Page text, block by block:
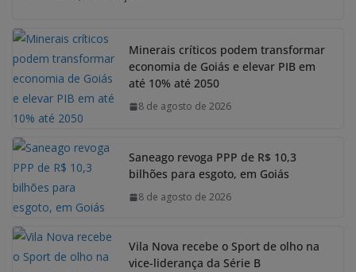
Minerais críticos podem transformar
economia de Goiás e elevar PIB em
até 10% até 2050
8 de agosto de 2026
Saneago revoga PPP de R$ 10,3
bilhões para esgoto, em Goiás
8 de agosto de 2026
Vila Nova recebe o Sport de olho na
vice-liderança da Série B